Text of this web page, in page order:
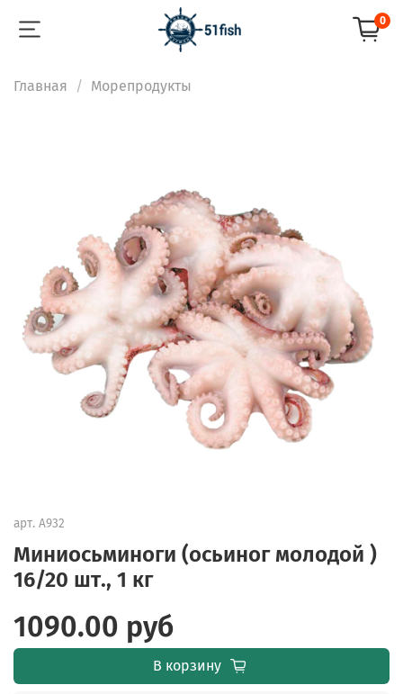
0
Главная Морепродукты
арт. А932
Миниосьминоги (осьиног молодой )
16/20 шт., 1 кг
1090.00 руб
В корзину